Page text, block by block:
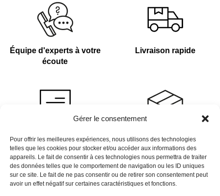
Gérer le consentement
Pour offrir les meilleures expériences, nous utilisons des technologies
telles que les cookies pour stocker et/ou accéder aux informations des
appareils. Le fait de consentir à ces technologies nous permettra de traiter
des données telles que le comportement de navigation ou les ID uniques
sur ce site. Le fait de ne pas consentir ou de retirer son consentement peut
avoir un effet négatif sur certaines caractéristiques et fonctions.
Équipe d'experts à votre
écoute
Livraison rapide
Devis sur demande
Plus de 4 000 références
en stock